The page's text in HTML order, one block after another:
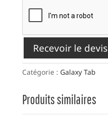
Recevoir le devis
Catégorie : Galaxy Tab
Produits similaires